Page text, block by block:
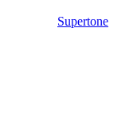
Supertone